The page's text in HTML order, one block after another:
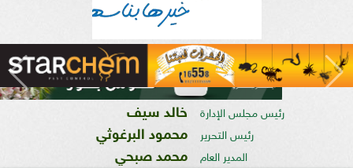
رئيس مجلس الإدارة خالد سيف
رئيس التحرير محمود البرغوثي
المدير العام محمد صبحي